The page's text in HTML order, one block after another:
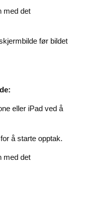
med det
før bildet
eller iPad ved å
å starte opptak.
med det